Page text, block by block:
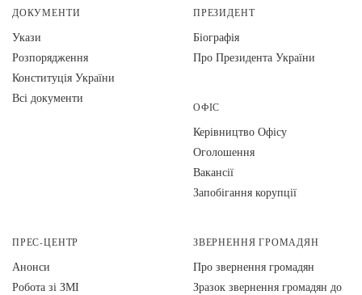
ДОКУМЕНТИ
Укази
Розпорядження
Конституція України
Всі документи
ПРЕЗИДЕНТ
Біографія
Про Президента України
ОФІС
Керівництво Офісу
Оголошення
Вакансії
Запобігання корупції
ПРЕС-ЦЕНТР
Анонси
Робота зі ЗМІ
ЗВЕРНЕННЯ ГРОМАДЯН
Про звернення громадян
Зразок звернення громадян до